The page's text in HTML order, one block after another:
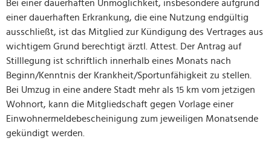
einer dauerhaften Erkrankung, die eine Nutzung endgültig
ausschließt, ist das Mitglied zur Kündigung des Vertrages aus
wichtigem Grund berechtigt ärztl. Attest. Der Antrag auf
Stilllegung ist schriftlich innerhalb eines Monats nach
Beginn/Kenntnis der Krankheit/Sportunfähigkeit zu stellen.
Bei Umzug in eine andere Stadt mehr als 15 km vom jetzigen
Wohnort, kann die Mitgliedschaft gegen Vorlage einer
Einwohnermeldebescheinigung zum jeweiligen Monatsende
gekündigt werden.